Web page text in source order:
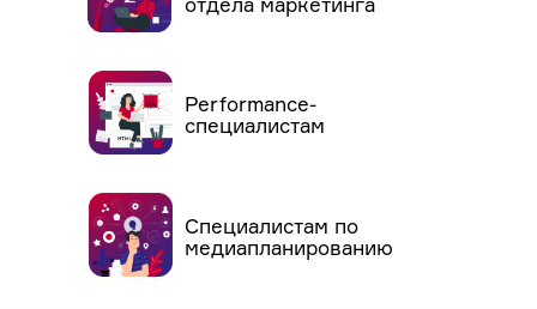
Performance-
cпециалистам
Специалистам по
медиапланированию